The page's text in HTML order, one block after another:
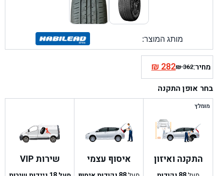
מותג המוצר:
מחיר: ₪362
המחיר
המקורי
היה:
₪282המחיר
הנוכחי
הוא:
בחר אופן התקנה
מומלץ
התקנה ואיזון איסוף עצמי שירות VIP